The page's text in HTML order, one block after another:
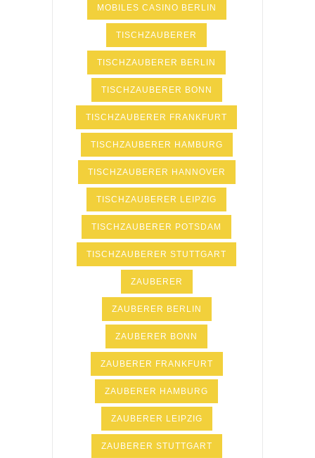
MOBILES CASINO BERLIN
TISCHZAUBERER
TISCHZAUBERER BERLIN
TISCHZAUBERER BONN
TISCHZAUBERER FRANKFURT
TISCHZAUBERER HAMBURG
TISCHZAUBERER HANNOVER
TISCHZAUBERER LEIPZIG
TISCHZAUBERER POTSDAM
TISCHZAUBERER STUTTGART
ZAUBERER
ZAUBERER BERLIN
ZAUBERER BONN
ZAUBERER FRANKFURT
ZAUBERER HAMBURG
ZAUBERER LEIPZIG
ZAUBERER STUTTGART